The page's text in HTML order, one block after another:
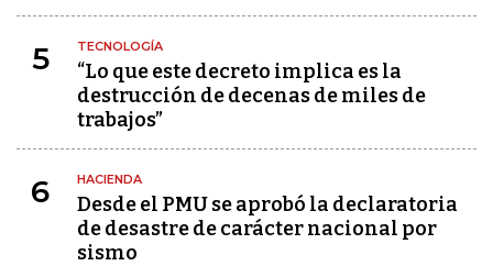
5 TECNOLOGÍA
“Lo que este decreto implica es la
destrucción de decenas de miles de
trabajos”
6 HACIENDA
Desde el PMU se aprobó la declaratoria
de desastre de carácter nacional por
sismo